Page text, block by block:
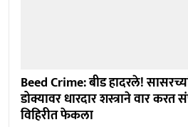
Beed Crime: बीड हादरले!
डोक्यावर धारदार शस्त्राने वार
विहिरीत फेकला